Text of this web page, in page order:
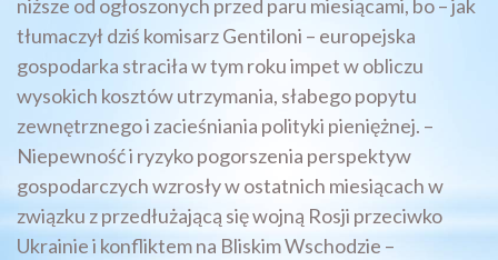
niższe od ogłoszonych przed paru miesiącami, bo – jak
tłumaczył dziś komisarz Gentiloni – europejska
gospodarka straciła w tym roku impet w obliczu
wysokich kosztów utrzymania, słabego popytu
zewnętrznego i zacieśniania polityki pieniężnej. –
Niepewność i ryzyko pogorszenia perspektyw
gospodarczych wzrosły w ostatnich miesiącach w
związku z przedłużającą się wojną Rosji przeciwko
Ukrainie i konfliktem na Bliskim Wschodzie –